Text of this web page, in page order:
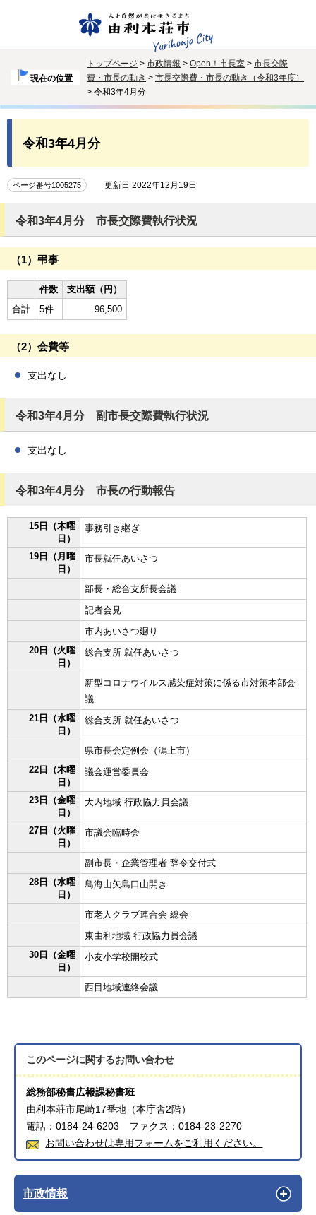
現在の位置
トップページ > 市政情報 > Open！市長室 > 市長交際
費・市長の動き > 市長交際費・市長の動き（令和3年度）
> 令和3年4月分
令和3年4月分
ページ番号1005275 更新日 2022年12月19日
令和3年4月分 市長交際費執行状況
（1）弔事
件数
支出額（円）
合計
5件 96,500
（2）会費等
支出なし
令和3年4月分 副市長交際費執行状況
支出なし
令和3年4月分 市長の行動報告
15日（木曜
日）
事務引き継ぎ
19日（月曜
日）
市長就任あいさつ
部長・総合支所長会議
記者会見
市内あいさつ廻り
20日（火曜
日）
総合支所 就任あいさつ
新型コロナウイルス感染症対策に係る市対策本部会
議
21日（水曜
日）
総合支所 就任あいさつ
県市長会定例会（潟上市）
22日（木曜
日）
議会運営委員会
23日（金曜
日）
大内地域 行政協力員会議
27日（火曜
日）
市議会臨時会
副市長・企業管理者 辞令交付式
28日（水曜
日）
鳥海山矢島口山開き
市老人クラブ連合会 総会
東由利地域 行政協力員会議
30日（金曜
日）
小友小学校開校式
西目地域連絡会議
このページに関するお問い合わせ
総務部秘書広報課秘書班
由利本荘市尾崎17番地（本庁舎2階）
電話：0184-24-6203 ファクス：0184-23-2270
お問い合わせは専用フォームをご利用ください。
市政情報